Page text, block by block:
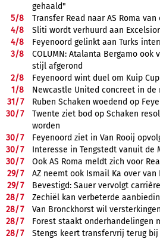
gehaald"
5/8
Transfer Read naar AS Roma van
4/8
Sliti wordt verhuurd aan Excelsior
4/8
Feyenoord gelinkt aan Turks
3/8
COLUMN: Atalanta Bergamo ook
stijl afgerond
2/8
Feyenoord wint duel om Kuip
1/8
Newcastle United concreet in de
31/7
Ruben Schaken woedend op
30/7
Twente ziet bod op Schaken
worden
30/7
Feyenoord ziet in Van Rooij
30/7
Interesse in Tengstedt vanuit de
30/7
Ook AS Roma meldt zich voor
29/7
AZ neemt ook Ismail Ka over van
29/7
Bevestigd: Sauer vervolgt
28/7
Zechiël kan verbeterde
28/7
Van Bronckhorst wil
28/7
Forest staakt onderhandelingen
28/7 Stengs keert transfervrij terug bij